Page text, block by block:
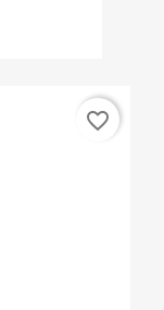
favorite_border